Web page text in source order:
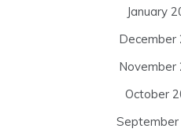
January
December
November
October